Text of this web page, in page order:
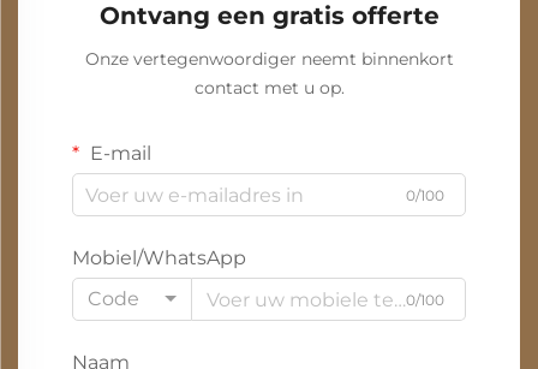
Ontvang een gratis offerte
Onze vertegenwoordiger neemt binnenkort
contact met u op.
E-mail
0/100
Mobiel/WhatsApp
Code
0/100
Naam